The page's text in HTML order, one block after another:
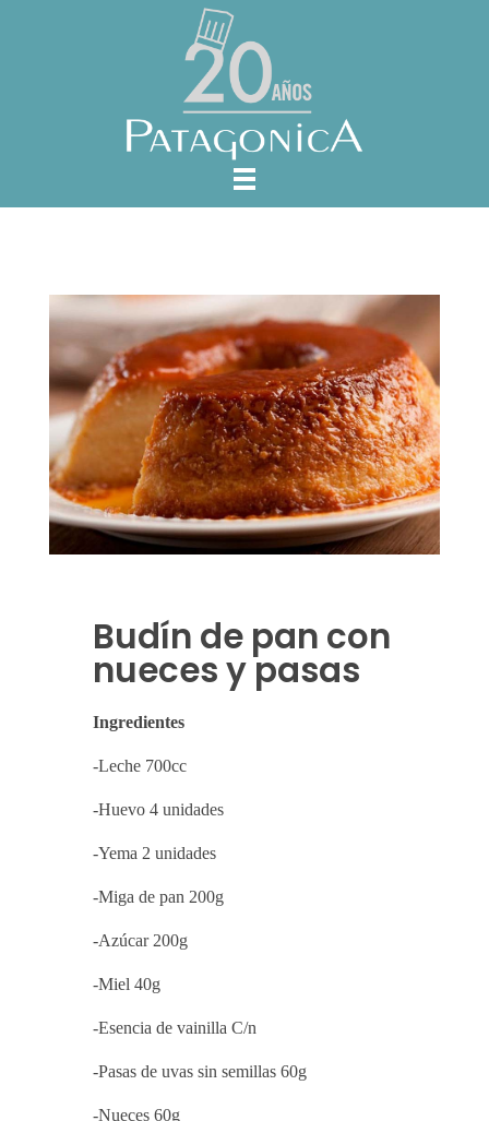
Budín de pan con
nueces y pasas
Ingredientes
-Leche 700cc
-Huevo 4 unidades
-Yema 2 unidades
-Miga de pan 200g
-Azúcar 200g
-Miel 40g
-Esencia de vainilla C/n
-Pasas de uvas sin semillas 60g
-Nueces 60g